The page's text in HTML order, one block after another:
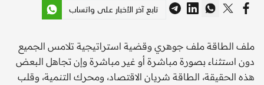
تابع آخر الأخبار على واتساب
ملف الطاقة ملف جوهري وقضية استراتيجية تلامس الجميع
دون استثناء بصورة مباشرة أو غير مباشرة وإن تجاهل البعض
هذه الحقيقة، الطاقة شريان الاقتصاد، ومحرك التنمية، وقلب